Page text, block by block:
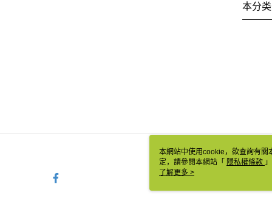
本分
本網站中使用cookie，欲查詢有
定，請參閱本網站「 隱私權條款
cookie。
了解更多 >